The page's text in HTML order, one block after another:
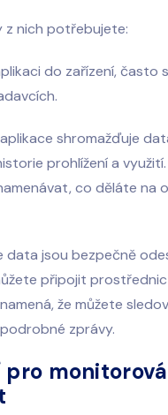
z nich potřebujete:
do zařízení, často
shromažďuje
prohlížení a
co děláte na
data jsou bezpečně
připojit
že můžete
zprávy.